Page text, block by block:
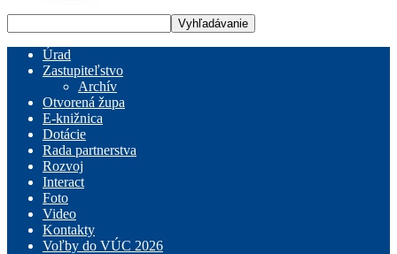
Úrad
Zastupiteľstvo
Archív
Otvorená župa
E-knižnica
Dotácie
Rada partnerstva
Rozvoj
Interact
Foto
Video
Kontakty
Voľby do VÚC 2026